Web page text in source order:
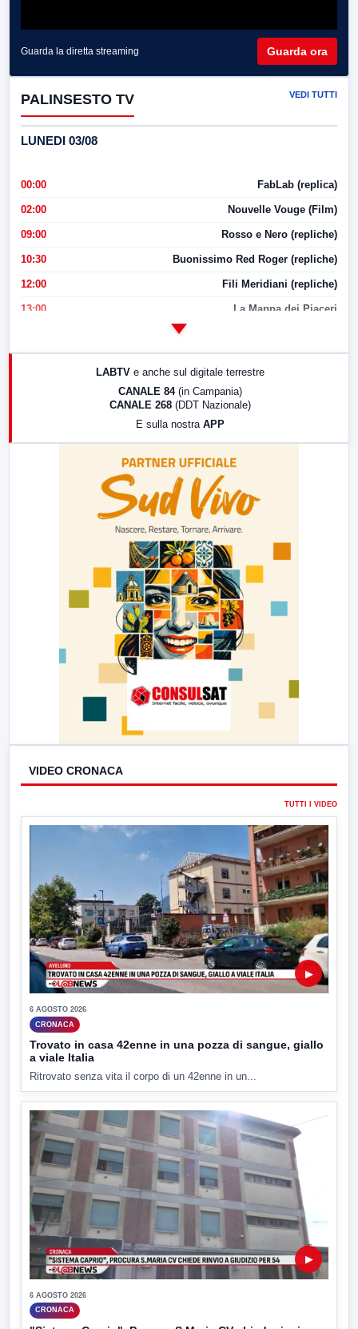
Guarda la diretta streaming Guarda ora
PALINSESTO TV VEDI TUTTI
LUNEDI 03/08
00:00 FabLab (replica)
02:00 Nouvelle Vouge (Film)
09:00 Rosso e Nero (repliche)
10:30 Buonissimo Red Roger (repliche)
12:00 Fili Meridiani (repliche)
13:00 La Mappa dei Piaceri
LABTV e anche sul digitale terrestre
CANALE 84 (in Campania)
CANALE 268 (DDT Nazionale)
E sulla nostra APP
VIDEO CRONACA
TUTTI I VIDEO
▶
6 AGOSTO 2026
CRONACA
Trovato in casa 42enne in una pozza di sangue, giallo
a viale Italia
Ritrovato senza vita il corpo di un 42enne in un...
▶
6 AGOSTO 2026
CRONACA